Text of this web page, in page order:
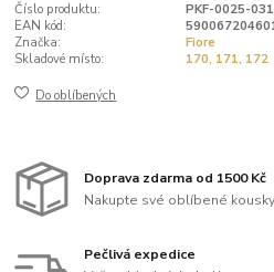
Číslo produktu:
PKF-0025-031
EAN kód:
Značka:
Fiore
Skladové místo:
170, 171, 172
Do oblíbených
Doprava zdarma od 1500 Kč
Nakupte své oblíbené
Pečlivá expedice